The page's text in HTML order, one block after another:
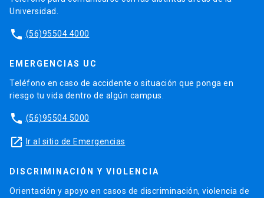
Universidad.
phone (56)95504 4000
EMERGENCIAS UC
Teléfono en caso de accidente o situación que ponga en
riesgo tu vida dentro de algún campus.
phone (56)95504 5000
launch Ir al sitio de Emergencias
DISCRIMINACIÓN Y VIOLENCIA
Orientación y apoyo en casos de discriminación, violencia de